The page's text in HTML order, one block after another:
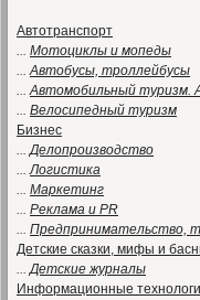
Автотранспорт
... Мотоциклы и мопеды
...Автобусы, троллейбусы
...Автомобильный туризм.
... Велосипедный туризм
Бизнес
...Делопроизводство
...Логистика
... Маркетинг
... Реклама и PR
... Предпринимательство,
Детские сказки, мифы и
...Детские журналы
Информационные